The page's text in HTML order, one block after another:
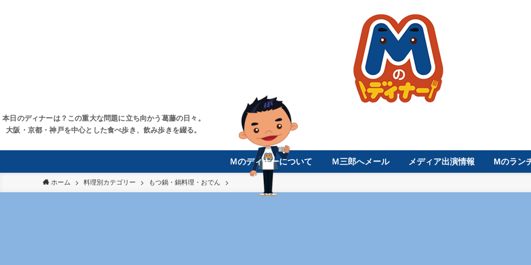
本日のディナーは？この重大な問題に立ち向かう葛藤の日々。
大阪・京都・神戸を中心とした食べ歩き、飲み歩きを綴る。
Ｍのディナーについて Ｍ三郎へメール メディア出演情報 Mのラン
ホーム 料理別カテゴリー もつ鍋・鍋料理・おでん